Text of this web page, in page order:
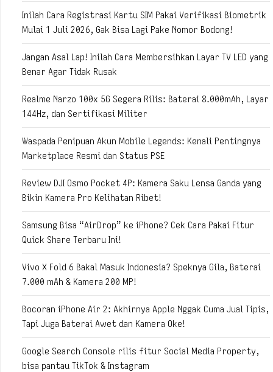
Inilah Cara Registrasi Kartu SIM Pakai Verifikasi Biometrik
Mulai 1 Juli 2026, Gak Bisa Lagi Pake Nomor Bodong!
Jangan Asal Lap! Inilah Cara Membersihkan Layar TV LED yang
Benar Agar Tidak Rusak
Realme Narzo 100x 5G Segera Rilis: Baterai 8.000mAh, Layar
144Hz, dan Sertifikasi Militer
Waspada Penipuan Akun Mobile Legends: Kenali Pentingnya
Marketplace Resmi dan Status PSE
Review DJI Osmo Pocket 4P: Kamera Saku Lensa Ganda yang
Bikin Kamera Pro Kelihatan Ribet!
Samsung Bisa “AirDrop” ke iPhone? Cek Cara Pakai Fitur
Quick Share Terbaru Ini!
Vivo X Fold 6 Bakal Masuk Indonesia? Speknya Gila, Baterai
7.000 mAh & Kamera 200 MP!
Bocoran iPhone Air 2: Akhirnya Apple Nggak Cuma Jual Tipis,
Tapi Juga Baterai Awet dan Kamera Oke!
Google Search Console rilis fitur Social Media Property,
bisa pantau TikTok & Instagram